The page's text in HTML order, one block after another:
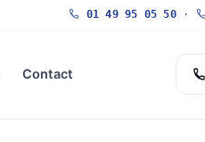
01 49 95 05 50·
Contact